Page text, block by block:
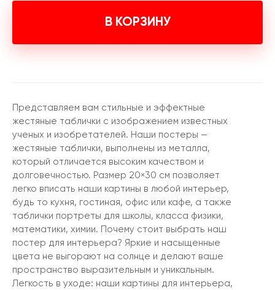
В КОРЗИНУ
Представляем вам стильные и эффектные
жестяные таблички с изображением известных
ученых и изобретателей. Наши постеры —
жестяные таблички, выполнены из металла,
который отличается высоким качеством и
долговечностью. Размер 20×30 см позволяет
легко вписать наши картины в любой интерьер,
будь то кухня, гостиная, офис или кафе, а также
таблички портреты для школы, класса физики,
математики, химии. Почему стоит выбрать наш
постер для интерьера? Яркие и насыщенные
цвета не выгорают на солнце и делают ваше
пространство выразительным и уникальным.
Легкость в уходе: наши картины для интерьера,